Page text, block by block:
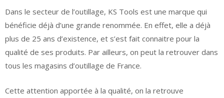
Dans le secteur de l’outillage, KS Tools est une marque qui
bénéficie déjà d’une grande renommée. En effet, elle a déjà
plus de 25 ans d’existence, et s’est fait connaitre pour la
qualité de ses produits. Par ailleurs, on peut la retrouver dans
tous les magasins d’outillage de France.
Cette attention apportée à la qualité, on la retrouve